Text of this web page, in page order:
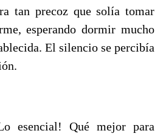
tan precoz que solía tomar
esperando dormir mucho
El silencio se percibía
esencial! Qué mejor para